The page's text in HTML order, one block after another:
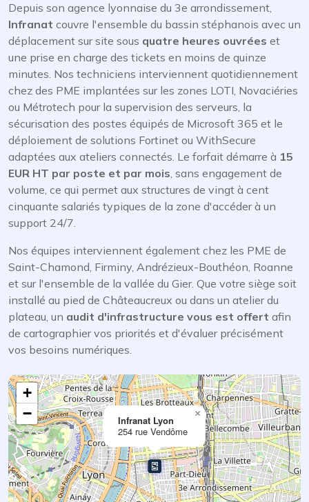
Depuis son agence lyonnaise du 3e arrondissement,
Infranat couvre l'ensemble du bassin stéphanois avec un
déplacement sur site sous quatre heures ouvrées et
une prise en charge des tickets en moins de quinze
minutes. Nos techniciens interviennent quotidiennement
chez des PME implantées sur les zones LOTI, Novaciéries
ou Métrotech pour la supervision des serveurs, la
sécurisation des postes équipés de Microsoft 365 et le
déploiement de solutions Fortinet ou WithSecure
adaptées aux ateliers connectés. Le forfait démarre à 15
EUR HT par poste et par mois, sans engagement de
volume, ce qui permet aux structures de vingt à cent
cinquante salariés typiques de la zone d'accéder à un
support 24/7.
Nos équipes interviennent également chez les PME de
Saint-Chamond, Firminy, Andrézieux-Bouthéon, Roanne
et sur l'ensemble de la vallée du Gier. Que votre siège soit
installé au pied de Châteaucreux ou dans un atelier du
plateau, un audit d'infrastructure vous est offert afin
de cartographier vos priorités et d'évaluer précisément
vos besoins numériques.
Infranat Lyon
254 rue Vendôme
×
+
−